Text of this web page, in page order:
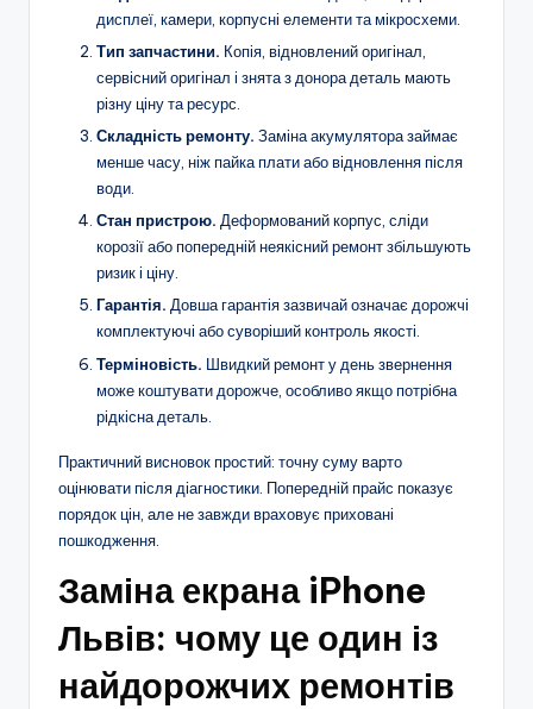
дисплеї, камери, корпусні елементи та мікросхеми.
Тип запчастини. Копія, відновлений оригінал,
сервісний оригінал і знята з донора деталь мають
різну ціну та ресурс.
Складність ремонту. Заміна акумулятора займає
менше часу, ніж пайка плати або відновлення після
води.
Стан пристрою. Деформований корпус, сліди
корозії або попередній неякісний ремонт збільшують
ризик і ціну.
Гарантія. Довша гарантія зазвичай означає дорожчі
комплектуючі або суворіший контроль якості.
Терміновість. Швидкий ремонт у день звернення
може коштувати дорожче, особливо якщо потрібна
рідкісна деталь.
Практичний висновок простий: точну суму варто
оцінювати після діагностики. Попередній прайс показує
порядок цін, але не завжди враховує приховані
пошкодження.
Заміна екрана iPhone
Львів: чому це один із
найдорожчих ремонтів